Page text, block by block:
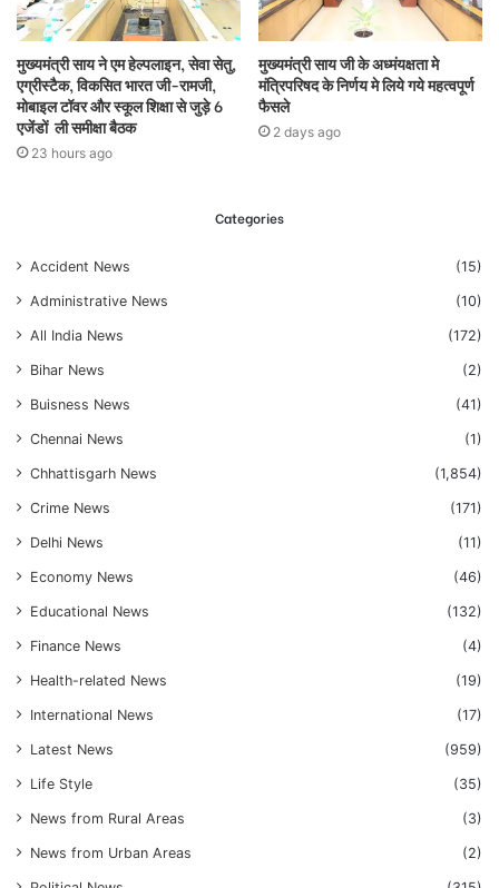
मुख्यमंत्री साय ने एम हेल्पलाइन, सेवा सेतु,
एग्रीस्टैक, विकसित भारत जी-रामजी,
मोबाइल टॉवर और स्कूल शिक्षा से जुड़े 6
एजेंडों ली समीक्षा बैठक
23 hours ago
मुख्यमंत्री साय जी के अध्मंयक्षता मे
मंत्रिपरिषद के निर्णय मे लिये गये महत्वपूर्ण
फैसले
2 days ago
Categories
Accident News (15)
Administrative News (10)
All India News (172)
Bihar News (2)
Buisness News (41)
Chennai News (1)
Chhattisgarh News (1,854)
Crime News (171)
Delhi News (11)
Economy News (46)
Educational News (132)
Finance News (4)
Health-related News (19)
International News (17)
Latest News (959)
Life Style (35)
News from Rural Areas (3)
News from Urban Areas (2)